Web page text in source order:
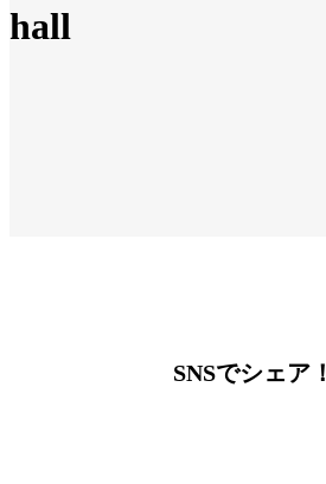
hall
SNSでシェア！